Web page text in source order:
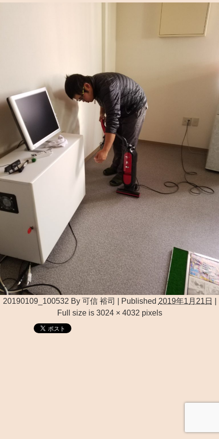
20190109_100532 By 可信 裕司 Published 2019年1月21日
Full size is 3024 × 4032 pixels